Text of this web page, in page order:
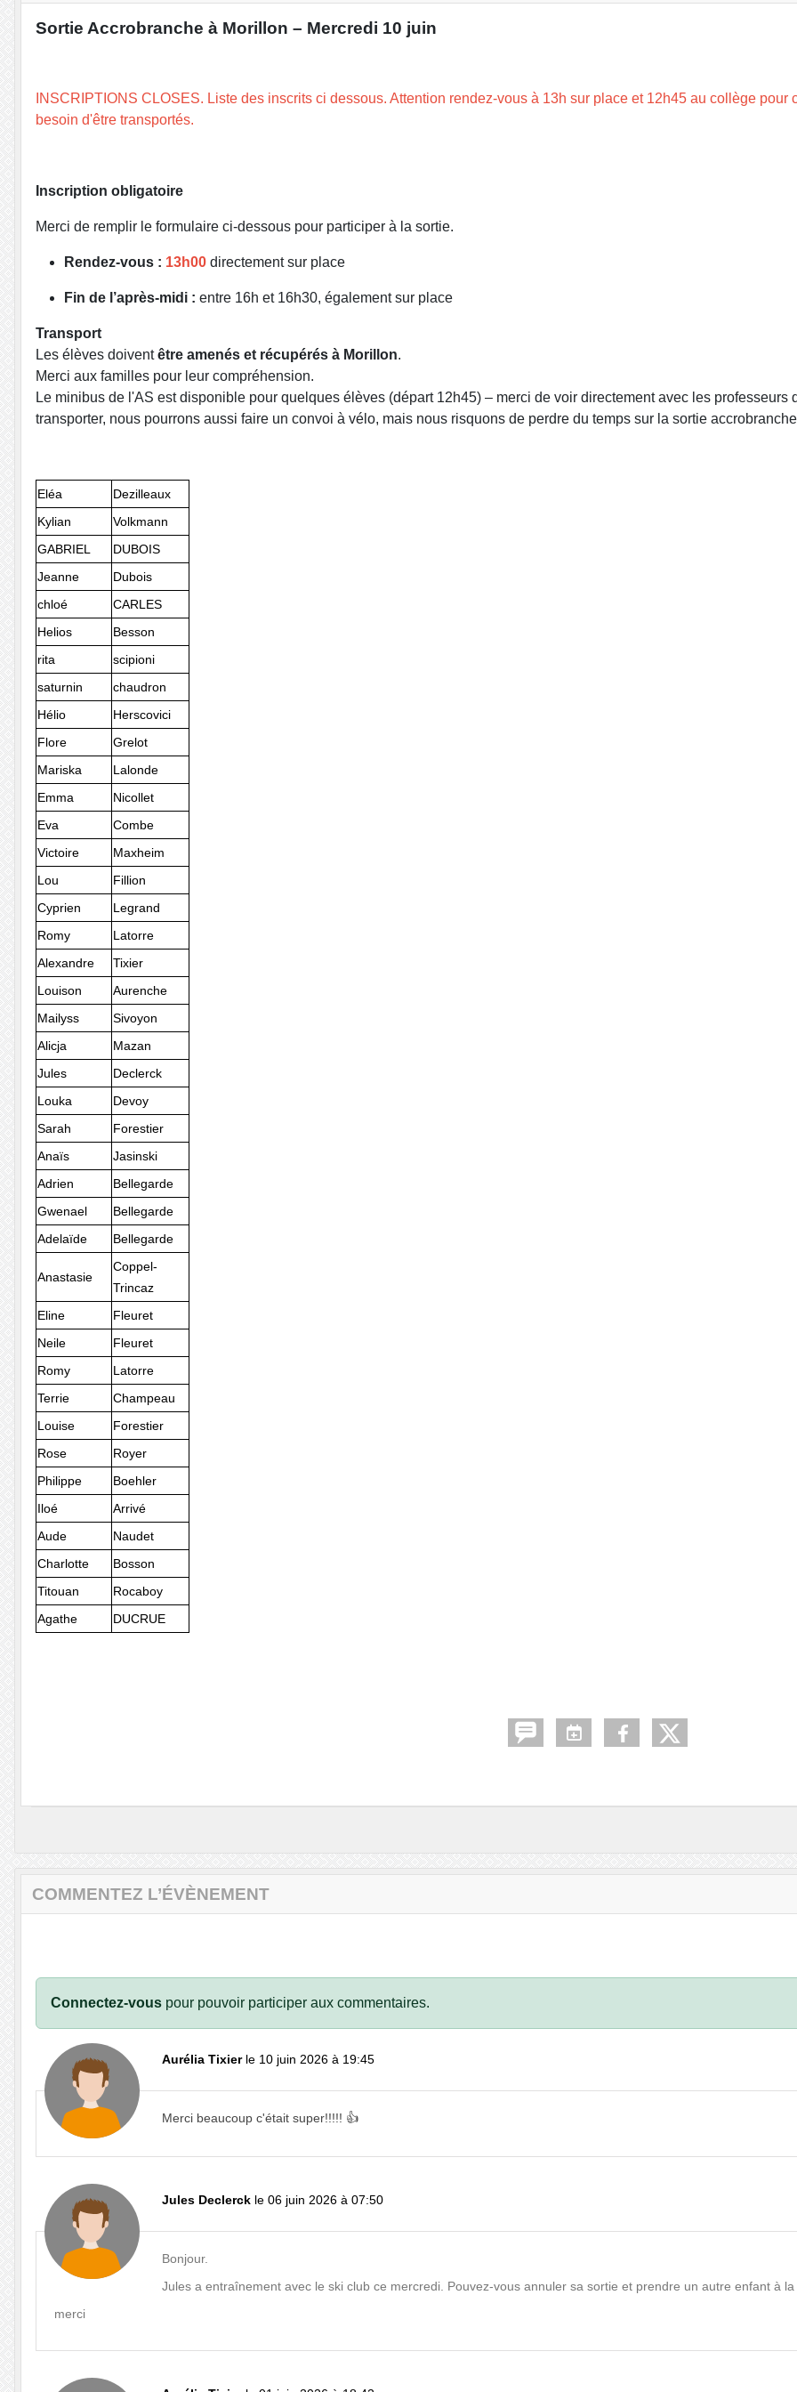
Sortie Accrobranche à Morillon – Mercredi 10 juin
INSCRIPTIONS CLOSES. Liste des inscrits ci dessous. Attention rendez-vous à 13h sur place et 12h45 au collège pour
besoin d'être transportés.
Inscription obligatoire
Merci de remplir le formulaire ci-dessous pour participer à la sortie.
Rendez-vous : 13h00 directement sur place
Fin de l’après-midi : entre 16h et 16h30, également sur place
Transport
Les élèves doiventêtre amenés et récupérés à Morillon.
Merci aux familles pour leur compréhension.
Le minibus de l'AS est disponible pour quelques élèves (départ 12h45) – merci de voir directement avec les professeurs
transporter, nous pourrons aussi faire un convoi à vélo, mais nous risquons de perdre du temps sur la sortie
Eléa
Dezilleaux
Kylian
Volkmann
GABRIEL
DUBOIS
Jeanne
Dubois
chloé
CARLES
Helios
Besson
rita
scipioni
saturnin
chaudron
Hélio
Herscovici
Flore
Grelot
Mariska
Lalonde
Emma
Nicollet
Eva
Combe
Victoire
Maxheim
Lou
Fillion
Cyprien
Legrand
Romy
Latorre
Alexandre
Tixier
Louison
Aurenche
Mailyss
Sivoyon
Alicja
Mazan
Jules
Declerck
Louka
Devoy
Sarah
Forestier
Anaïs
Jasinski
Adrien
Bellegarde
Gwenael
Bellegarde
Adelaïde
Bellegarde
Anastasie
Coppel-
Trincaz
Eline
Fleuret
Neile
Fleuret
Romy
Latorre
Terrie
Champeau
Louise
Forestier
Rose
Royer
Philippe
Boehler
Iloé
Arrivé
Aude
Naudet
Charlotte
Bosson
Titouan
Rocaboy
Agathe
DUCRUE
COMMENTEZ L’ÉVÈNEMENT
Connectez-vous pour pouvoir participer aux commentaires.
Aurélia Tixier le 10 juin 2026 à 19:45
Merci beaucoup c'était super!!!!! 👍
Jules Declerck le 06 juin 2026 à 07:50
Bonjour.
Jules a entraînement avec le ski club ce mercredi. Pouvez-vous annuler sa sortie et prendre un autre enfant à
merci